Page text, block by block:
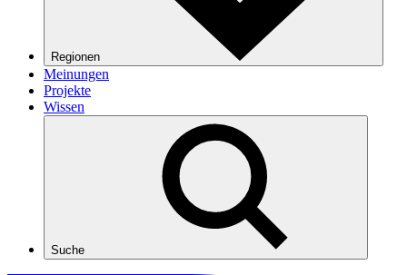
Regionen
Meinungen
Projekte
Wissen
Suche